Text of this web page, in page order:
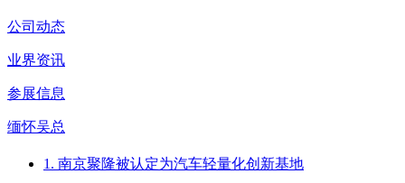
公司动态
业界资讯
参展信息
缅怀吴总
1. 南京聚隆被认定为汽车轻量化创新基地